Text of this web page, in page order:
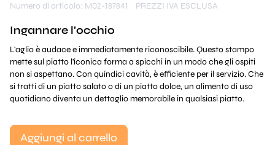
Numero di articolo: M02-187841 PREZZI IVA ESCLUSA
Ingannare l'occhio
L'aglio è audace e immediatamente riconoscibile. Questo stampo
mette sul piatto l'iconica forma a spicchi in un modo che gli ospiti
non si aspettano. Con quindici cavità, è efficiente per il servizio. Che
si tratti di un piatto salato o di un piatto dolce, un alimento di uso
quotidiano diventa un dettaglio memorabile in qualsiasi piatto.
Aggiungi al carrello